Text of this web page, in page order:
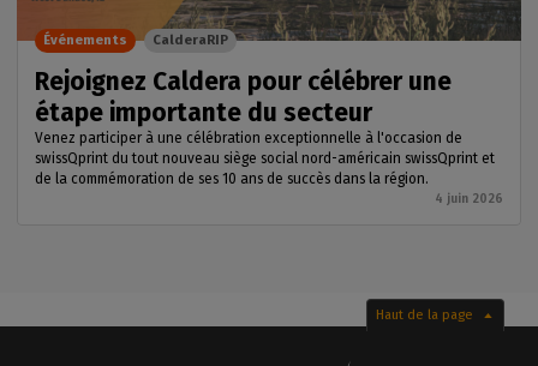
Rejoignez Caldera pour célébrer une
étape importante du secteur
Venez participer à une célébration exceptionnelle à l'occasion de
swissQprint du tout nouveau siège social nord-américain swissQprint et
de la commémoration de ses 10 ans de succès dans la région.
4 juin 2026
Événements CalderaRIP
Haut de la page